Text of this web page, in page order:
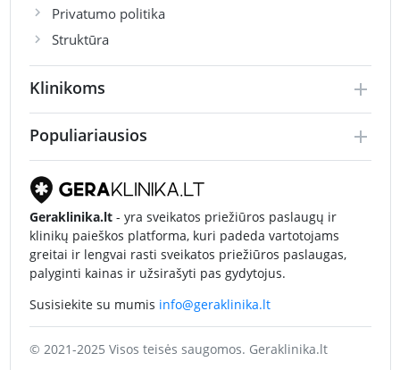
Privatumo politika
Struktūra
Klinikoms
Populiariausios
Geraklinika.lt- yra sveikatos priežiūros paslaugų ir
klinikų paieškos platforma, kuri padeda vartotojams
greitai ir lengvai rasti sveikatos priežiūros paslaugas,
palyginti kainas ir užsirašyti pas gydytojus.
Susisiekite su mumis info@geraklinika.lt
© 2021-2025 Visos teisės saugomos. Geraklinika.lt